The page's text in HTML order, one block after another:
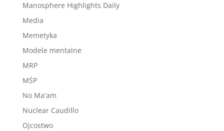
Manosphere Highlights Daily
Media
Memetyka
Modele mentalne
MRP
MŚP
No Ma'am
Nuclear Caudillo
Ojcostwo